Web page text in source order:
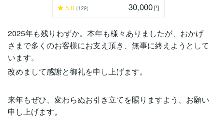
5.0 (129) 30,000円
2025年も残りわずか。本年も様々ありましたが、おかげ
さまで多くのお客様にお支え頂き、無事に終えようとして
います。
改めまして感謝と御礼を申し上げます。
来年もぜひ、変わらぬお引き立てを賜りますよう、お願い
申し上げます。